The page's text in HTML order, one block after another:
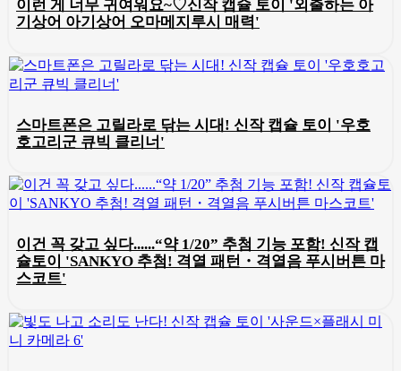
이런 게 너무 귀여워요~♡신작 캡슐 토이 '외출하는 아
기상어 아기상어 오마메지루시 매력'
스마트폰은 고릴라로 닦는 시대! 신작 캡슐 토이 '우호
호고리군 큐빅 클리너'
이건 꼭 갖고 싶다......“약 1/20” 추첨 기능 포함! 신작 캡
슐토이 'SANKYO 추첨! 격열 패턴・격열음 푸시버튼 마
스코트'